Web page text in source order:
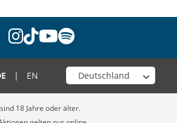
instagram
tiktok
youtube
spotify
| EN Wähle deinen Shop
18 Jahre oder älter.